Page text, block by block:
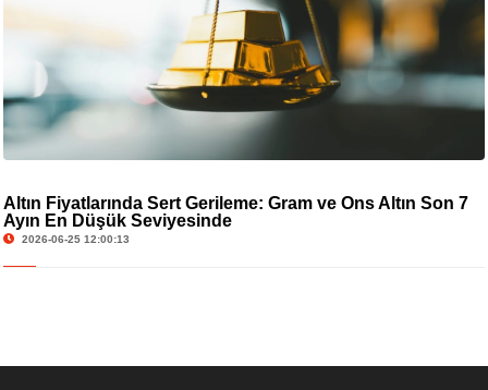
Altın Fiyatlarında Sert Gerileme: Gram ve Ons Altın Son 7
Ayın En Düşük Seviyesinde
2026-06-25 12:00:13